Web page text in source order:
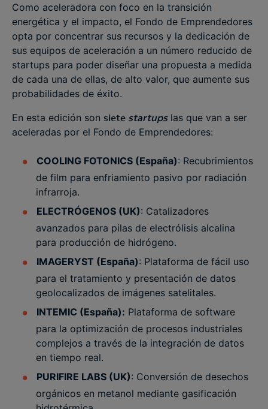
Como aceleradora con foco en la transición
energética y el impacto, el Fondo de Emprendedores
opta por concentrar sus recursos y la dedicación de
sus equipos de aceleración a un número reducido de
startups para poder diseñar una propuesta a medida
de cada una de ellas, de alto valor, que aumente sus
probabilidades de éxito.
En esta edición son siete startupslas que van a ser
aceleradas por el Fondo de Emprendedores:
COOLING FOTONICS (España): Recubrimientos
de film para enfriamiento pasivo por radiación
infrarroja.
ELECTRÓGENOS (UK): Catalizadores
avanzados para pilas de electrólisis alcalina
para producción de hidrógeno​.
IMAGERYST (España): Plataforma de fácil uso
para el tratamiento y presentación de datos
geolocalizados de imágenes satelitales.
INTEMIC (España): Plataforma de software
para la optimización de procesos industriales
complejos a través de la integración de datos
en tiempo real​.
PURIFIRE LABS (UK): Conversión de desechos
orgánicos en metanol mediante gasificación